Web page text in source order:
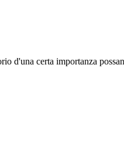
certa importanza